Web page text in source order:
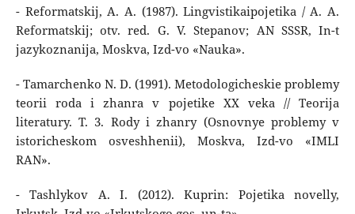
- Reformatskij, A. A. (1987). Lingvistikaipojetika / A. A.
Reformatskij; otv. red. G. V. Stepanov; AN SSSR, In-t
jazykoznanija, Moskva, Izd-vo «Nauka».
- Tamarchenko N. D. (1991). Metodologicheskie problemy
teorii roda i zhanra v pojetike XX veka // Teorija
literatury. T. 3. Rody i zhanry (Osnovnye problemy v
istoricheskom osveshhenii), Moskva, Izd-vo «IMLI
RAN».
- Tashlykov A. I. (2012). Kuprin: Pojetika novelly,